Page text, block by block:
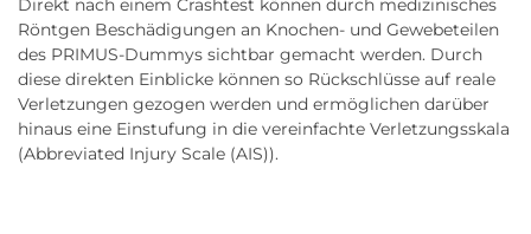
Direkt nach einem Crashtest können durch medizinisches
Röntgen Beschädigungen an Knochen- und Gewebeteilen
des PRIMUS-Dummys sichtbar gemacht werden. Durch
diese direkten Einblicke können so Rückschlüsse auf reale
Verletzungen gezogen werden und ermöglichen darüber
hinaus eine Einstufung in die vereinfachte Verletzungsskala
(Abbreviated Injury Scale (AIS)).